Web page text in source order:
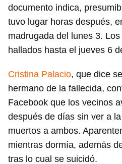
documento indica,
tuvo lugar horas después,
madrugada del lunes 3.
hallados hasta el jueves 6
Cristina Palacio, que dice
hermano de la fallecida,
Facebook que los vecinos
después de días sin ver a
muertos a ambos.
mientras dormía, además
tras lo cual se suicidó.